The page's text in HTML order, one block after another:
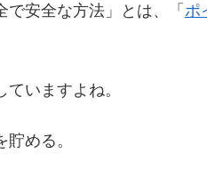
安全な方法」とは、「 ポ
いますよね。
める。